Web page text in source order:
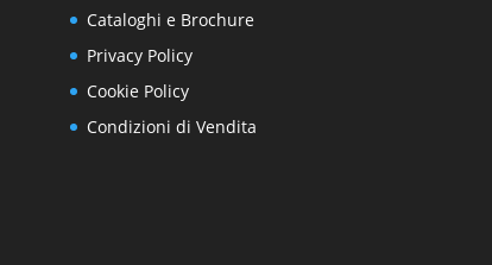
Cataloghi e Brochure
Privacy Policy
Cookie Policy
Condizioni di Vendita